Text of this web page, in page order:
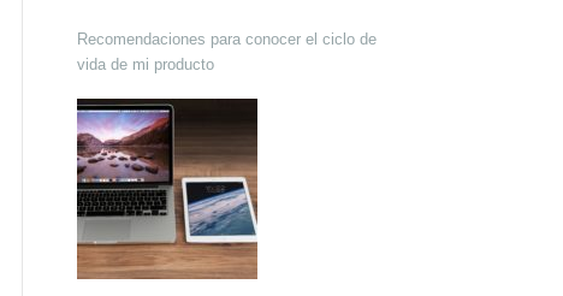
Recomendaciones para conocer el ciclo de
vida de mi producto